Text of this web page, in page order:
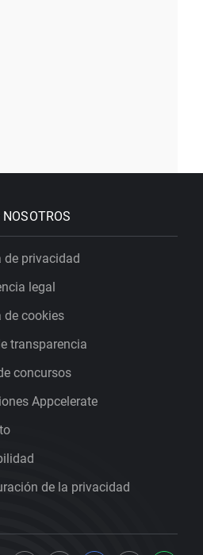
NOSOTROS
de privacidad
legal
de cookies
transparencia
concursos
Appcelerate
de la privacidad